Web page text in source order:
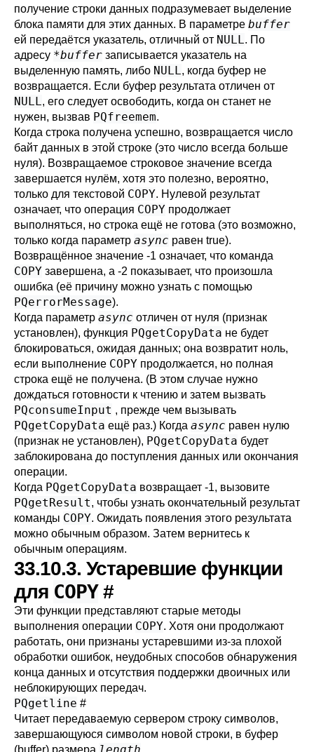
получение строки данных подразумевает выделение
блока памяти для этих данных. В параметре buffer
ей передаётся указатель, отличный от NULL. По
адресу *buffer записывается указатель на
выделенную память, либо NULL, когда буфер не
возвращается. Если буфер результата отличен от
NULL, его следует освободить, когда он станет не
нужен, вызвав PQfreemem.
Когда строка получена успешно, возвращается число
байт данных в этой строке (это число всегда больше
нуля). Возвращаемое строковое значение всегда
завершается нулём, хотя это полезно, вероятно,
только для текстовой COPY. Нулевой результат
означает, что операция COPY продолжает
выполняться, но строка ещё не готова (это возможно,
только когда параметр async равен true).
Возвращённое значение -1 означает, что команда
COPY завершена, а -2 показывает, что произошла
ошибка (её причину можно узнать с помощью
PQerrorMessage).
Когда параметр async отличен от нуля (признак
установлен), функция PQgetCopyData не будет
блокироваться, ожидая данных; она возвратит ноль,
если выполнение COPY продолжается, но полная
строка ещё не получена. (В этом случае нужно
дождаться готовности к чтению и затем вызвать
PQconsumeInput , прежде чем вызывать
PQgetCopyData ещё раз.) Когда async равен нулю
(признак не установлен), PQgetCopyData будет
заблокирована до поступления данных или окончания
операции.
Когда PQgetCopyData возвращает -1, вызовите
PQgetResult, чтобы узнать окончательный результат
команды COPY. Ожидать появления этого результата
можно обычным образом. Затем вернитесь к
обычным операциям.
33.10.3. Устаревшие функции
для COPY #
Эти функции представляют старые методы
выполнения операции COPY. Хотя они продолжают
работать, они признаны устаревшими из-за плохой
обработки ошибок, неудобных способов обнаружения
конца данных и отсутствия поддержки двоичных или
неблокирующих передач.
PQgetline #
Читает передаваемую сервером строку символов,
завершающуюся символом новой строки, в буфер
(buffer) размера